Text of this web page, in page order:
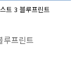
트 3 블루프린트
루프린트